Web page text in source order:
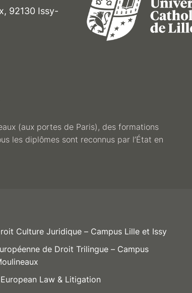
92130 Issy-
(aux portes de Paris), des formations
les diplômes sont reconnus par l’État en
Culture Juridique – Campus Lille et Issy
de Droit Trilingue – Campus
Law & Litigation